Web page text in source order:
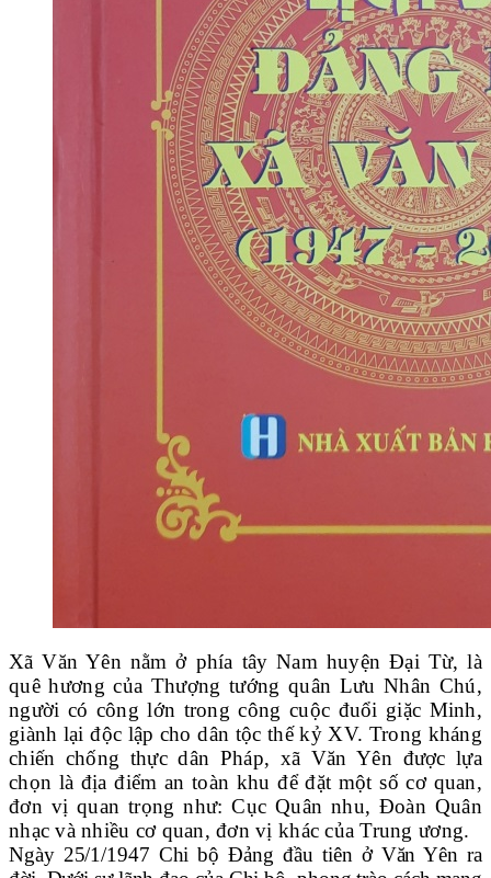
Xã Văn Yên nằm ở phía tây Nam huyện Đại Từ, là
quê hương của Thượng tướng quân Lưu Nhân Chú,
người có công lớn trong công cuộc đuổi giặc Minh,
giành lại độc lập cho dân tộc thế kỷ XV. Trong kháng
chiến chống thực dân Pháp, xã Văn Yên được lựa
chọn là địa điểm an toàn khu để đặt một số cơ quan,
đơn vị quan trọng như: Cục Quân nhu, Đoàn Quân
nhạc và nhiều cơ quan, đơn vị khác của Trung ương.
Ngày 25/1/1947 Chi bộ Đảng đầu tiên ở Văn Yên ra